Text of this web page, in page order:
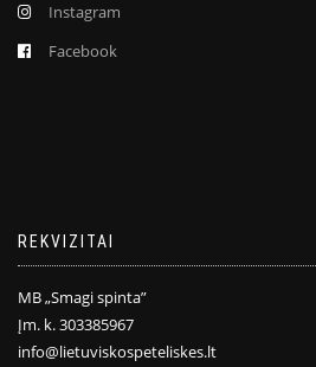
Instagram
Facebook
REKVIZITAI
MB „Smagi spinta”
Įm. k. 303385967
info@lietuviskospeteliskes.lt